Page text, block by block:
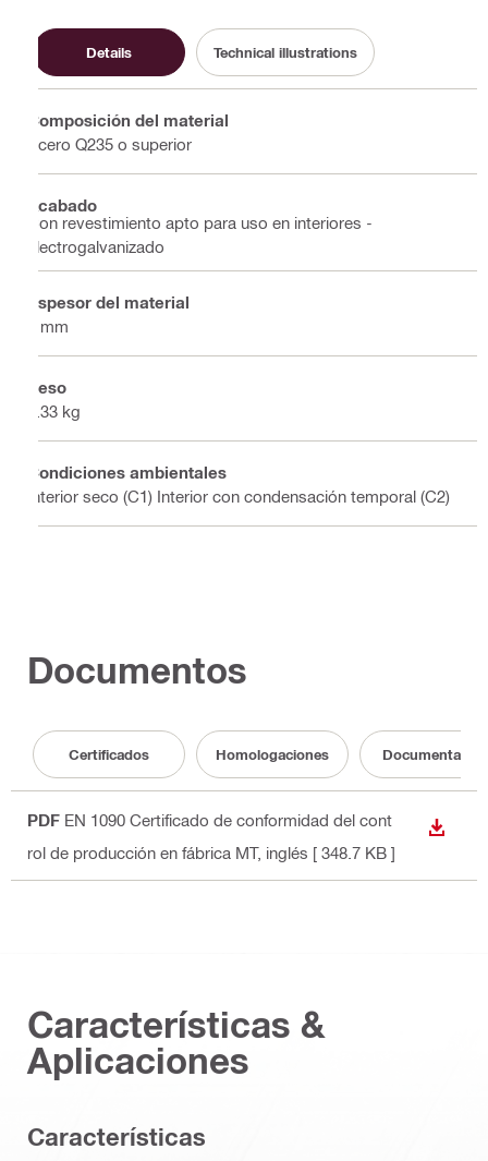
Details Technical illustrations
Composición del material
Acero Q235 o superior
Acabado
Con revestimiento apto para uso en interiores -
electrogalvanizado
Espesor del material
4 mm
Peso
0.33 kg
Condiciones ambientales
Interior seco (C1) Interior con condensación temporal (C2)
Documentos
Certificados Homologaciones Documentación
PDF EN 1090 Certificado de conformidad del cont
rol de producción en fábrica MT, inglés [ 348.7 KB ]
Características &
Aplicaciones
Características